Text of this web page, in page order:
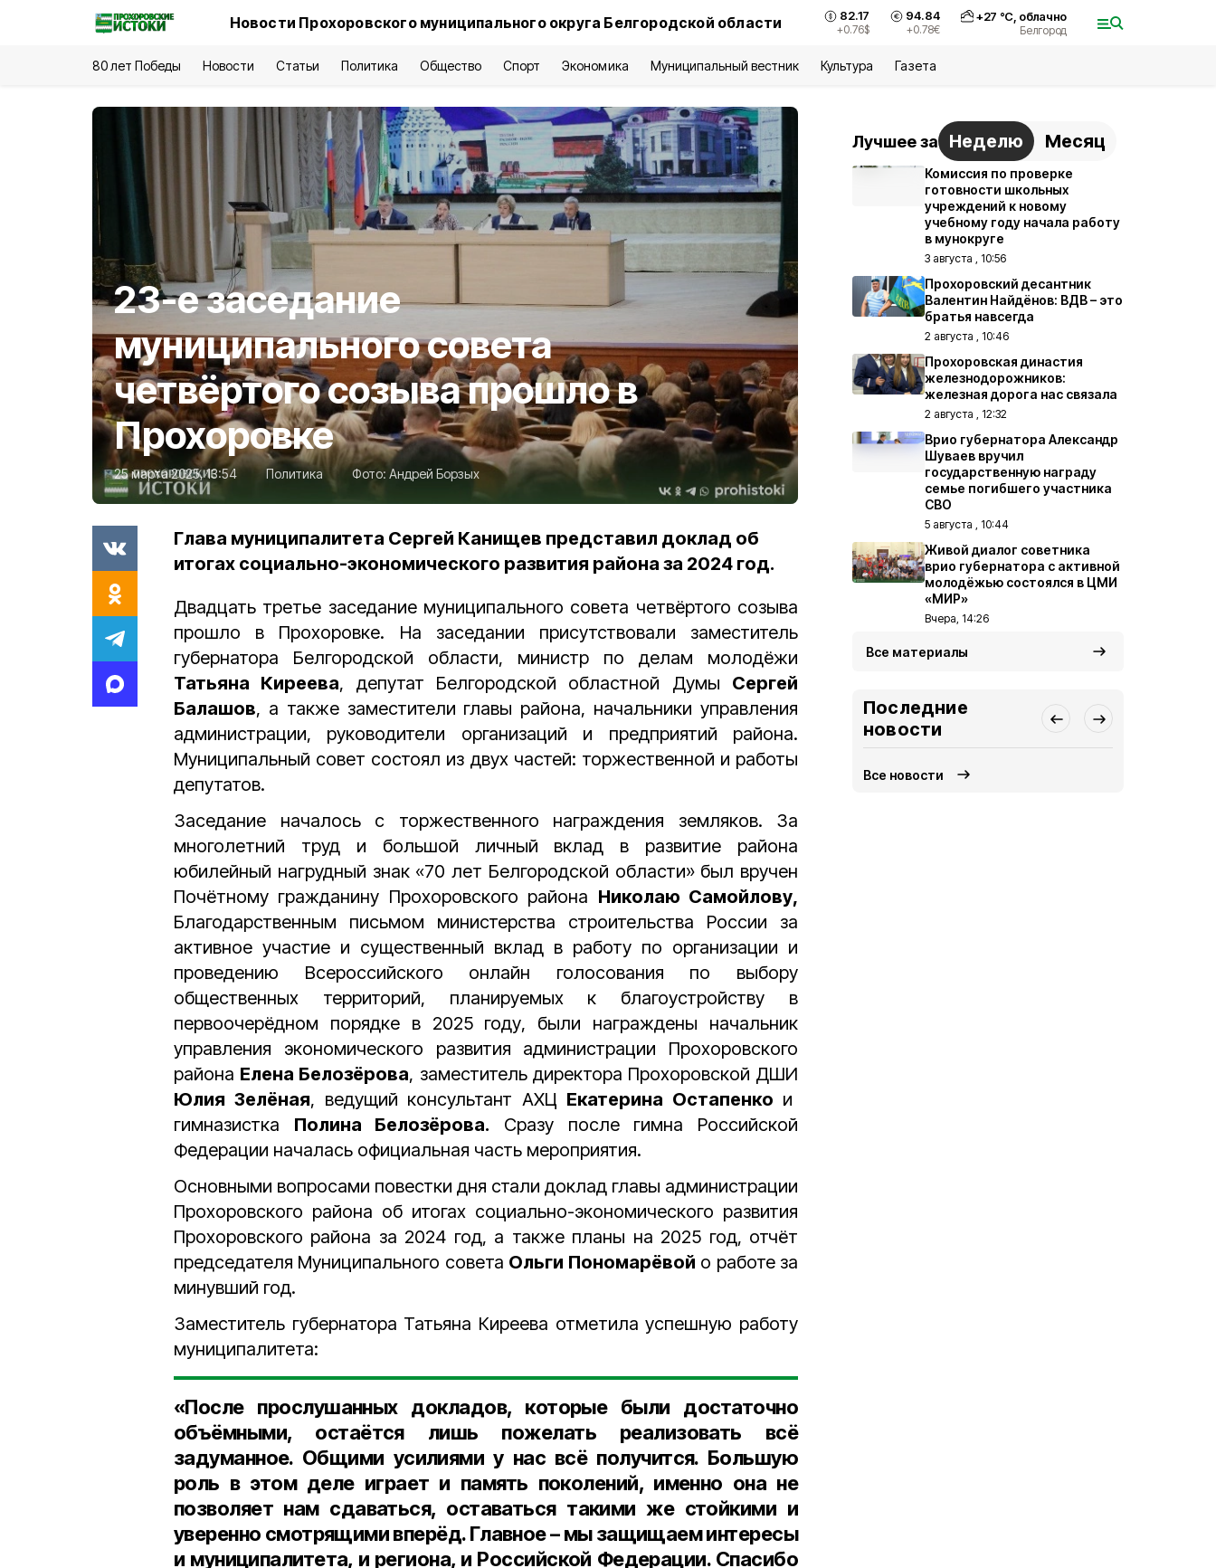
Новости Прохоровского муниципального округа Белгородской области 82.17
+0.76$
94.84
+0.78€
+27 °С, облачно
Белгород
80 лет Победы Новости Статьи Политика Общество Спорт Экономика Муниципальный вестник Культура Газета
23-е заседание
муниципального совета
четвёртого созыва прошло в
Прохоровке
25 марта 2025, 13:54 Политика Фото: Андрей Борзых
Глава муниципалитета Сергей Канищев представил доклад об
итогах социально-экономического развития района за 2024 год.
Двадцать третье заседание муниципального совета четвёртого созыва
прошло в Прохоровке. На заседании присутствовали заместитель
губернатора Белгородской области, министр по делам молодёжи
Татьяна Киреева, депутат Белгородской областной Думы Сергей
Балашов, а также заместители главы района, начальники управления
администрации, руководители организаций и предприятий района.
Муниципальный совет состоял из двух частей: торжественной и работы
депутатов.
Заседание началось с торжественного награждения земляков. За
многолетний труд и большой личный вклад в развитие района
юбилейный нагрудный знак «70 лет Белгородской области» был вручен
Почётному гражданину Прохоровского района Николаю Самойлову,
Благодарственным письмом министерства строительства России за
активное участие и существенный вклад в работу по организации и
проведению Всероссийского онлайн голосования по выбору
общественных территорий, планируемых к благоустройству в
первоочерёдном порядке в 2025 году, были награждены начальник
управления экономического развития администрации Прохоровского
района Елена Белозёрова, заместитель директора Прохоровской ДШИ
Юлия Зелёная, ведущий консультант АХЦ Екатерина Остапенко и
гимназистка Полина Белозёрова. Сразу после гимна Российской
Федерации началась официальная часть мероприятия.
Основными вопросами повестки дня стали доклад главы администрации
Прохоровского района об итогах социально-экономического развития
Прохоровского района за 2024 год, а также планы на 2025 год, отчёт
председателя Муниципального совета Ольги Пономарёвой о работе за
минувший год.
Заместитель губернатора Татьяна Киреева отметила успешную работу
муниципалитета:
«После прослушанных докладов, которые были достаточно
объёмными, остаётся лишь пожелать реализовать всё
задуманное. Общими усилиями у нас всё получится. Большую
роль в этом деле играет и память поколений, именно она не
позволяет нам сдаваться, оставаться такими же стойкими и
уверенно смотрящими вперёд. Главное – мы защищаем интересы
и муниципалитета, и региона, и Российской Федерации. Спасибо
Лучшее за Неделю Месяц
Комиссия по проверке
готовности школьных
учреждений к новому
учебному году начала работу
в мунокруге
3 августа , 10:56
Прохоровский десантник
Валентин Найдёнов: ВДВ – это
братья навсегда
2 августа , 10:46
Прохоровская династия
железнодорожников:
железная дорога нас связала
2 августа , 12:32
Врио губернатора Александр
Шуваев вручил
государственную награду
семье погибшего участника
СВО
5 августа , 10:44
Живой диалог советника
врио губернатора с активной
молодёжью состоялся в ЦМИ
«МИР»
Вчера, 14:26
Все материалы
Последние
новости
Все новости